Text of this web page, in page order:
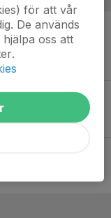
N4 - Tumba
för att vår
De används
oss att